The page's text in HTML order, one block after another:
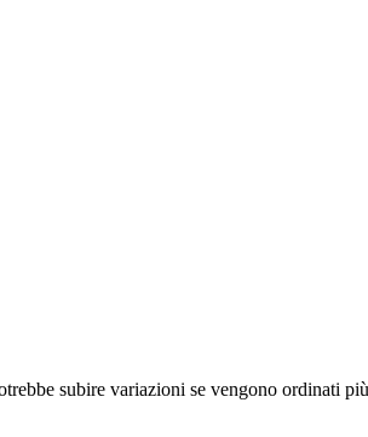
subire variazioni se vengono ordinati